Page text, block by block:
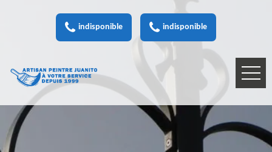
indisponible indisponible